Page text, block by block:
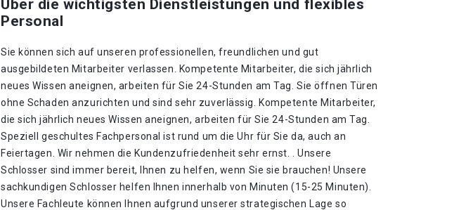
Über die wichtigsten Dienstleistungen und flexibles
Personal
Sie können sich auf unseren professionellen, freundlichen und gut
ausgebildeten Mitarbeiter verlassen. Kompetente Mitarbeiter, die sich jährlich
neues Wissen aneignen, arbeiten für Sie 24-Stunden am Tag. Sie öffnen Türen
ohne Schaden anzurichten und sind sehr zuverlässig. Kompetente Mitarbeiter,
die sich jährlich neues Wissen aneignen, arbeiten für Sie 24-Stunden am Tag.
Speziell geschultes Fachpersonal ist rund um die Uhr für Sie da, auch an
Feiertagen. Wir nehmen die Kundenzufriedenheit sehr ernst. . Unsere
Schlosser sind immer bereit, Ihnen zu helfen, wenn Sie sie brauchen! Unsere
sachkundigen Schlosser helfen Ihnen innerhalb von Minuten (15-25 Minuten).
Unsere Fachleute können Ihnen aufgrund unserer strategischen Lage so